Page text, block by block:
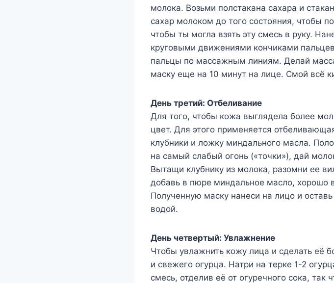
молока. Возьми полстакана сахара и
сахар молоком до того состояния, чтобы
чтобы ты могла взять эту смесь в руку.
круговыми движениями кончиками
пальцы по массажным линиям. Делай
маску еще на 10 минут на лице. Смой всё
День третий: Отбеливание
Для того, чтобы кожа выглядела более
цвет. Для этого применяется
клубники и ложку миндального масла.
на самый слабый огонь («точки»), дай
Вытащи клубнику из молока, разомни ее
добавь в пюре миндальное масло, хорошо
Полученную маску нанеси на лицо и
водой.
День четвертый: Увлажнение
Чтобы увлажнить кожу лица и сделать её
и свежего огурца. Натри на терке 1-2
смесь, отделив её от огуречного сока,